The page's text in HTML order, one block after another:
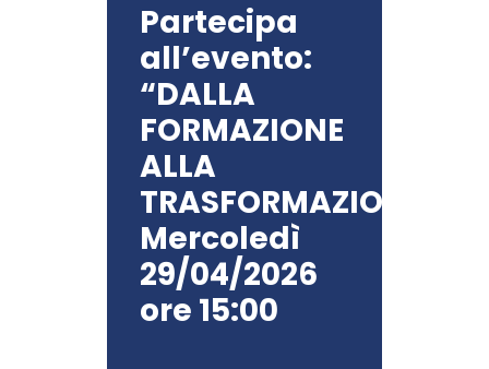
Partecipa
all’evento:
“DALLA
FORMAZIONE
ALLA
TRASFORMAZIONE”
Mercoledì
29/04/2026
ore 15:00